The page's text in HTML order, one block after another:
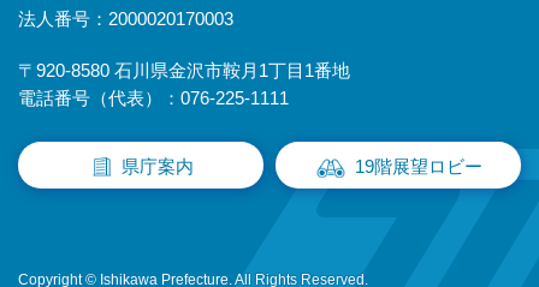
法人番号：2000020170003
〒920-8580 石川県金沢市鞍月1丁目1番地
電話番号（代表）：076-225-1111
県庁案内 19階展望ロビー
Copyright © Ishikawa Prefecture. All Rights Reserved.